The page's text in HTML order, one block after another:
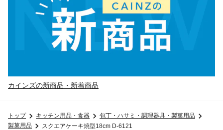
カインズの新商品・新着商品
トップ キッチン用品・食器
包丁・ハサミ・調理器具・製菓用品
製菓用品
スクエアケーキ焼型18cm D-6121